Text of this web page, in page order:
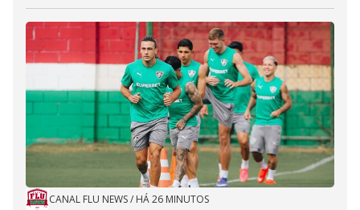
CANAL FLU NEWS/ HÁ 26 MINUTOS